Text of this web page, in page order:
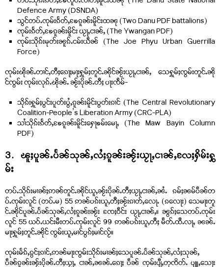
Defence Army (DSNDA)
သွင်တပ်ႉၸုမ်းၵႅတ်ႇၶႄၵူၼ်းမိူင်းထၼု (Two Danu PDF battalions)
ၸုမ်းၵႅတ်ႇၶႄၵူၼ်းမိူင်း ယႂႃႇငၢၼ်ႇ (The Ywangan PDF)
ၸုမ်းသိုၵ်းမုတ်းၼူၵ်ႉငမ်းယဵၼ် (The Joe Phyu Urban Guerrilla
Force)
ၸုမ်းၽိုၼ်ႉတၢင်ႇတီႈၵေႃႈမႃးႁူမ်ႈတူင်ႉၼိုင်ၼႂ်းယႂႃႇငၢၼ်ႇ သေႁူမ်ႈၸွမ်းတူင်ႉၼို
င်ၸွမ်း ၸုမ်းလုၵ်ႉၽိုၼ်ႉ ၼႂ်းပိုၼ်ႉတီႈ ပႃးၸဵမ်-
သိုၵ်းႁူမ်ႈပွင်းပူတ်းပွႆႇၵူၼ်းမိူင်းပွတ်းၵၢင် (The Central Revolutionary
Coalition-People’s Liberation Army (CRC-PLA)
သၢႆသိုၵ်းၵႅတ်ႇၶႄၵူၼ်းမိူင်းႁေႃၶမ်းမေႃႇ (The Maw Bayin Column
PDF)
3. ၽူႈပူၼ်ႉပႅၼ်သုၼ်ႇလႆႈၵူၼ်းၼႂ်းယႂႃႇငၢၼ်ႇလႄႈႁိမ်းႁွ
မ်း
တပ်ႉသိုၵ်းမၢၼ်ႈဢၼ်တူင်ႉၼိုင်ယူႇၼႂ်းပိုၼ်ႉတီႈယႂႃႇငၢၼ်ႇၼႆႉ ၵမ်ႈၼမ်ပဵၼ်တ
ပ်ႉၸုမ်းလူင် (တပ်ႉမ) 55 ဢၼ်ပၵ်းယူႇတီႈၼႂ်းၵၢတ်ႇလေႃႉ (ၵလေႃး) သေမႃးတူ
င်ႉၼိုင်ပူၼ်ႉပႅၼ်သုၼ်ႇလႆႈၵူၼ်းၼႂ်း ၸႄႈဝဵင်း ယႂႃႇငၢၼ်ႇ။ ၼွၵ်ႈသေတပ်ႉၸုမ်း
လူင် 55 ယဝ်ႉယင်းမီးတပ်ႉၸုမ်းလူင် 99 ဢၼ်ပၵ်းယူႇတီႈ မဵတ်ႉထီႉလႃႇ ၼၼ်ႉ
မႃးႁူမ်ႈတူင်ႉၼိုင် ၸွမ်းယူႇမၢင်ပွၵ်ႈမၢင်လႂ်။
ၸုမ်းမႅၵ်ႇၵွင်ႈၵၢင်ႇဢၼ်မႃးၸွမ်းသိုၵ်းမၢၼ်ႈသေပူၼ်ႉပႅၼ်သုၼ်ႇလႆႈသုၼ်ႇ
ပဵၼ်ၵူၼ်းၼႂ်းပိုၼ်ႉတီႈယႂႃႇ ငၢၼ်ႇၼၼ်ႉၵေႃႈ ပဵၼ် ၸုမ်းပျီႇတုၸိတ်ႉ ပျူႇသေႃး